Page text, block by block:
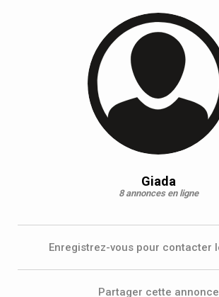
Giada
8 annonces en ligne
Enregistrez-vous pour contacter
Partager cette annonce